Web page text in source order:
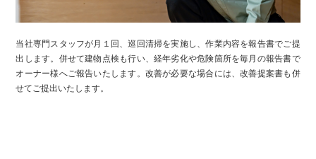
当社専門スタッフが月１回、巡回清掃を実施し、作業内容を報告書でご提
出します。併せて建物点検も行い、経年劣化や危険箇所を毎月の報告書で
オーナー様へご報告いたします。改善が必要な場合には、改善提案書も併
せてご提出いたします。